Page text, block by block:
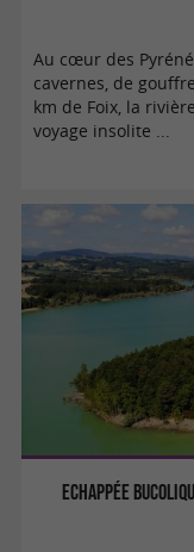
Au cœur des
cavernes, de
km de Foix, la
voyage insolite ...
Echappée